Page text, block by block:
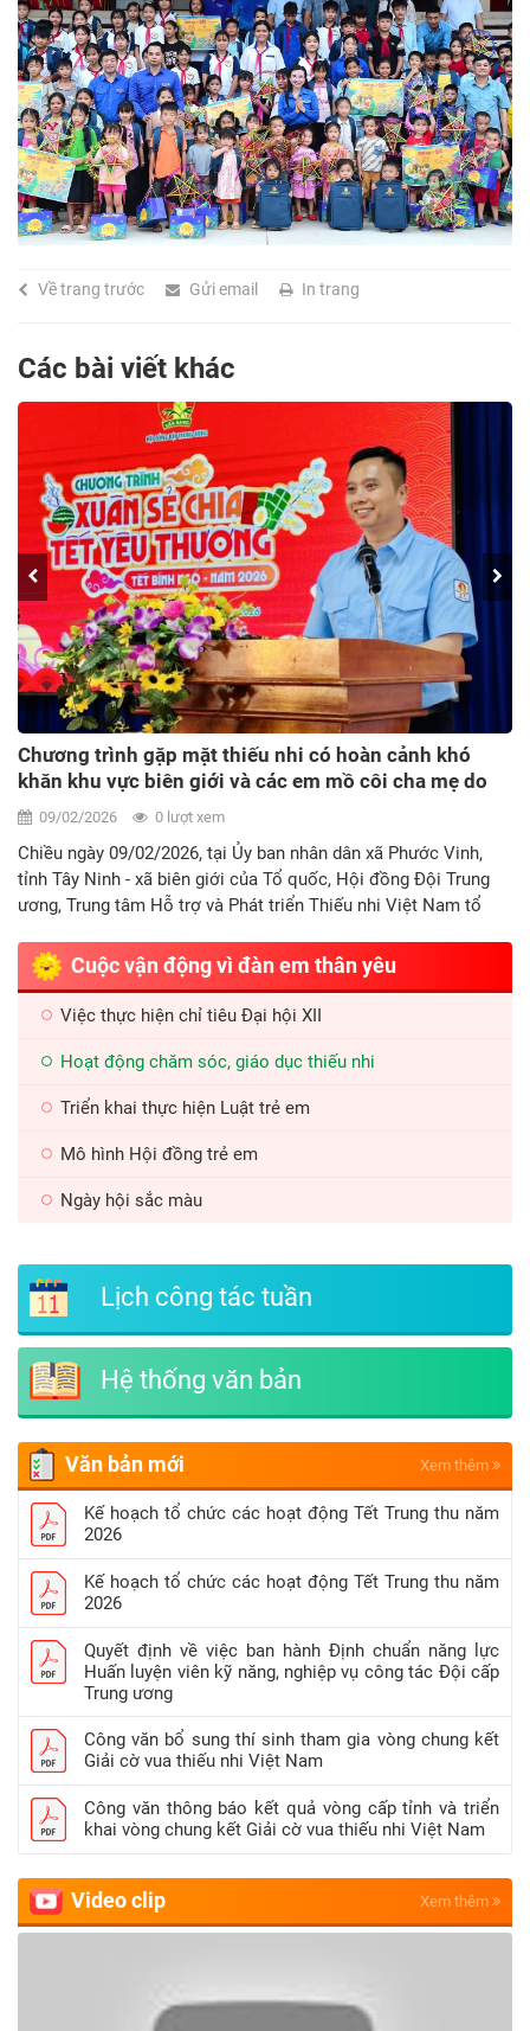
Về trang trước Gửi email In trang
Các bài viết khác
Chương trình “Xuân sẻ chia - Tết yêu thương”
08/02/2026 715 lượt xem
Chương trình “Xuân sẻ chia - Tết yêu thương”, gặp mặt thiếu nhi
có hoàn cảnh khó khăn, các em mồ côi cha mẹ do ảnh hưởng
của đại dịch Covid-19 tại Thành phố Hồ Chí Minh
Cuộc vận động vì đàn em thân yêu
Việc thực hiện chỉ tiêu Đại hội XII
Hoạt động chăm sóc, giáo dục thiếu nhi
Triển khai thực hiện Luật trẻ em
Mô hình Hội đồng trẻ em
Ngày hội sắc màu
Lịch công tác tuần
Hệ thống văn bản
Văn bản mới Xem thêm
Kế hoạch tổ chức các hoạt động Tết Trung thu năm
2026
Kế hoạch tổ chức các hoạt động Tết Trung thu năm
2026
Quyết định về việc ban hành Định chuẩn năng lực
Huấn luyện viên kỹ năng, nghiệp vụ công tác Đội cấp
Trung ương
Công văn bổ sung thí sinh tham gia vòng chung kết
Giải cờ vua thiếu nhi Việt Nam
Công văn thông báo kết quả vòng cấp tỉnh và triển
khai vòng chung kết Giải cờ vua thiếu nhi Việt Nam
Video clip Xem thêm